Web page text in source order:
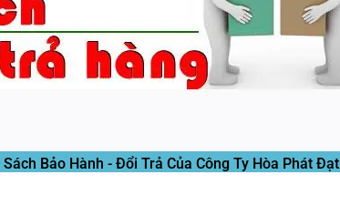
Bảo Hành - Đổi Trả Của Công Ty Hòa Phát Đạt